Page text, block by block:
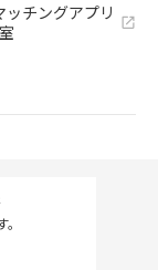
ッチングアプリ